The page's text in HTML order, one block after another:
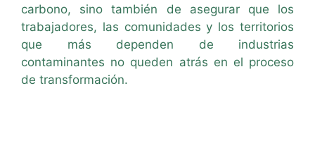
carbono, sino también de asegurar que los
trabajadores, las comunidades y los territorios
que más dependen de industrias
contaminantes no queden atrás en el proceso
de transformación.